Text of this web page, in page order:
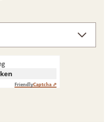
FriendlyCaptcha ⇗